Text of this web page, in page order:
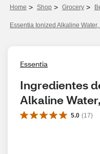
Home > Shop > Grocery >
Essentia Ionized Alkaline
Essentia
Ingredientes
Alkaline
5.0 (17)